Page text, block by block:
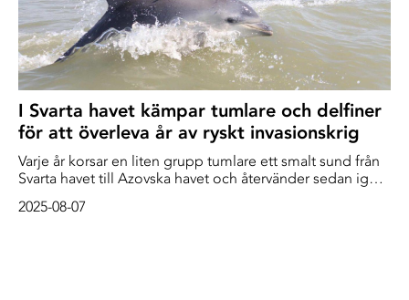
I Svarta havet kämpar tumlare och delfiner
för att överleva år av ryskt invasionskrig
Varje år korsar en liten grupp tumlare ett smalt sund från
Svarta havet till Azovska havet och återvänder sedan igen,
dessa svarta havet-tumlare varit isolerade och utvecklats
2025-08-07